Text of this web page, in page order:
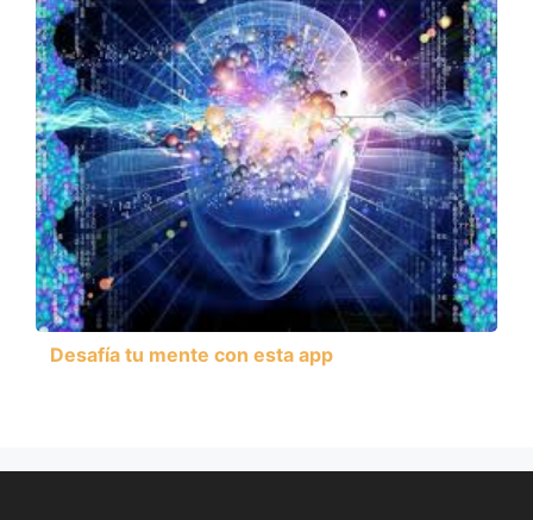
Desafía tu mente con esta app